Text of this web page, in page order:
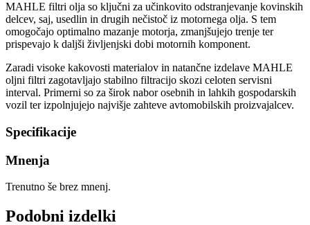
MAHLE filtri olja so ključni za učinkovito odstranjevanje kovinskih
delcev, saj, usedlin in drugih nečistoč iz motornega olja. S tem
omogočajo optimalno mazanje motorja, zmanjšujejo trenje ter
prispevajo k daljši življenjski dobi motornih komponent.
Zaradi visoke kakovosti materialov in natančne izdelave MAHLE
oljni filtri zagotavljajo stabilno filtracijo skozi celoten servisni
interval. Primerni so za širok nabor osebnih in lahkih gospodarskih
vozil ter izpolnjujejo najvišje zahteve avtomobilskih proizvajalcev.
Specifikacije
Mnenja
Trenutno še brez mnenj.
Podobni izdelki